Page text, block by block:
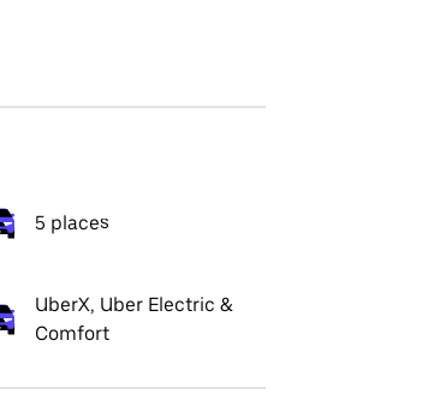
5 places
UberX, Uber Electric &
Comfort